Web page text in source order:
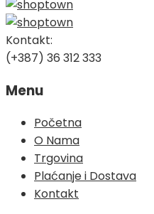
Kontakt:
(+387) 36 312 333
Menu
Skip
content
Početna
O Nama
Trgovina
Plaćanje i Dostava
Kontakt